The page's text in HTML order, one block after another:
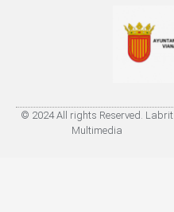
© 2024 All rights Reserved. Labrit
Multimedia